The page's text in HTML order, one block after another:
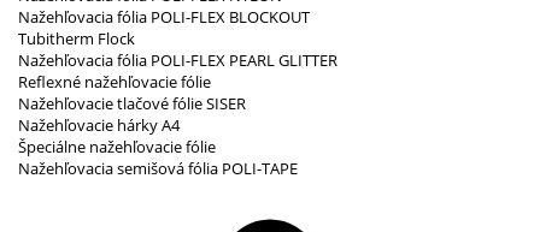
Nažehľovacia fólia POLI-FLEX BLOCKOUT
Tubitherm Flock
Nažehľovacia fólia POLI-FLEX PEARL GLITTER
Reflexné nažehľovacie fólie
Nažehľovacie tlačové fólie SISER
Nažehľovacie hárky A4
Špeciálne nažehľovacie fólie
Nažehľovacia semišová fólia POLI-TAPE